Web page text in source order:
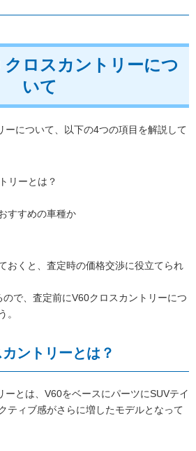
ロスカントリーにつ
いて
ーについて、以下の4つの項目を解説して
リーとは？
すすめの車種か
おくと、査定時の価格交渉に役立てられ
で、査定前にV60クロスカントリーにつ
。
ントリーとは？
ーとは、V60をベースにパーツにSUVテイ
ティブ感がさらに増したモデルとなって